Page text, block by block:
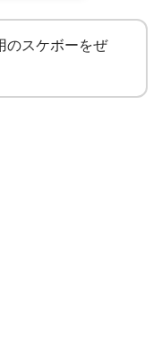
のスケボーをぜ